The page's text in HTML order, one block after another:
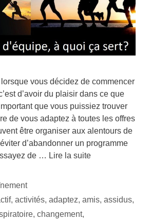
vous décidez de commencer
d’avoir du plaisir dans ce que
que vous puissiez trouver
de vous adaptez à toutes les offres
être organiser aux alentours de
d’abandonner un programme
de … Lire la suite
, activités, adaptez, amis, assidus,
, changement,